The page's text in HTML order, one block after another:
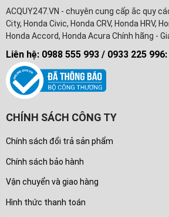
ACQUY247.VN - chuyên cung cấp ắc quy
City, Honda Civic, Honda CRV, Honda HRV,
Honda Accord, Honda Acura Chính hãng -
Liên hệ: 0988 555 993 / 0933 225 996:
CHÍNH SÁCH CÔNG TY
Chính sách đổi trả sản phẩm
Chính sách bảo hành
Vận chuyển và giao hàng
Hình thức thanh toán